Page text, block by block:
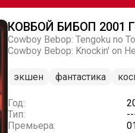
КОВБОЙ БИБОП 2001
Cowboy Bebop: Tengoku no
Cowboy Bebop: Knockin' on
экшен фантастика
Год:
Тип:
Премьера: